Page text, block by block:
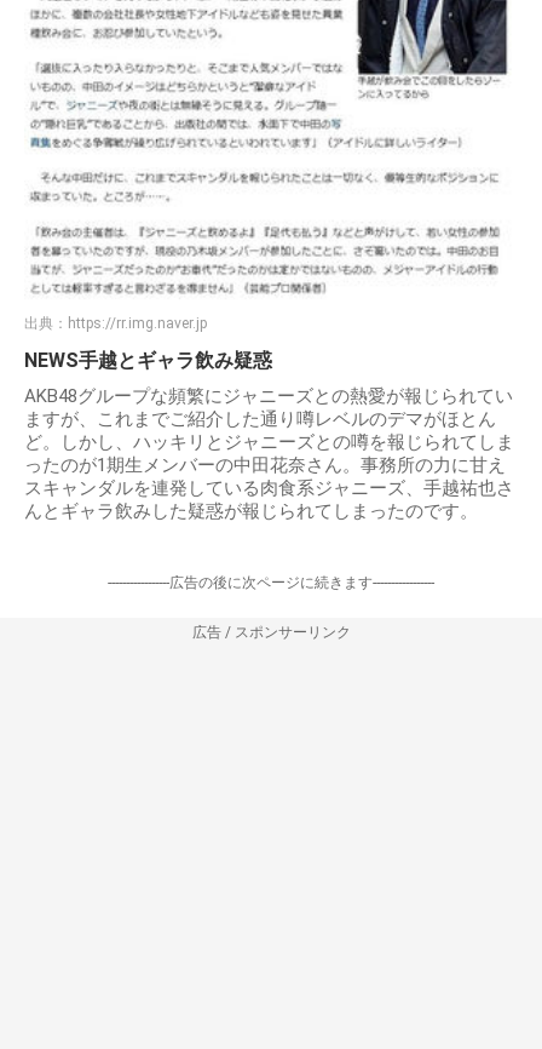
出典： https://rr.img.naver.jp
NEWS手越とギャラ飲み疑惑
AKB48グループな頻繁にジャニーズとの熱愛が報じられてい
ますが、これまでご紹介した通り噂レベルのデマがほとん
ど。しかし、ハッキリとジャニーズとの噂を報じられてしま
ったのが1期生メンバーの中田花奈さん。事務所の力に甘え
スキャンダルを連発している肉食系ジャニーズ、手越祐也さ
んとギャラ飲みした疑惑が報じられてしまったのです。
-----------------広告の後に次ページに続きます-----------------
広告 / スポンサーリンク